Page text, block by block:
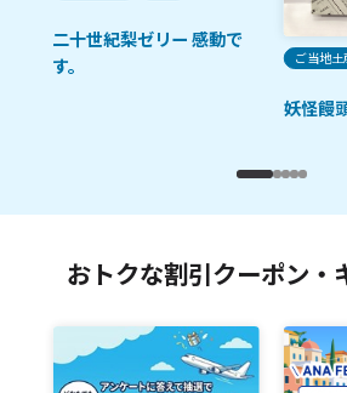
二十世紀梨ゼリー 感動で
す。
ご当地土
妖怪饅
おトクな割引クーポン・